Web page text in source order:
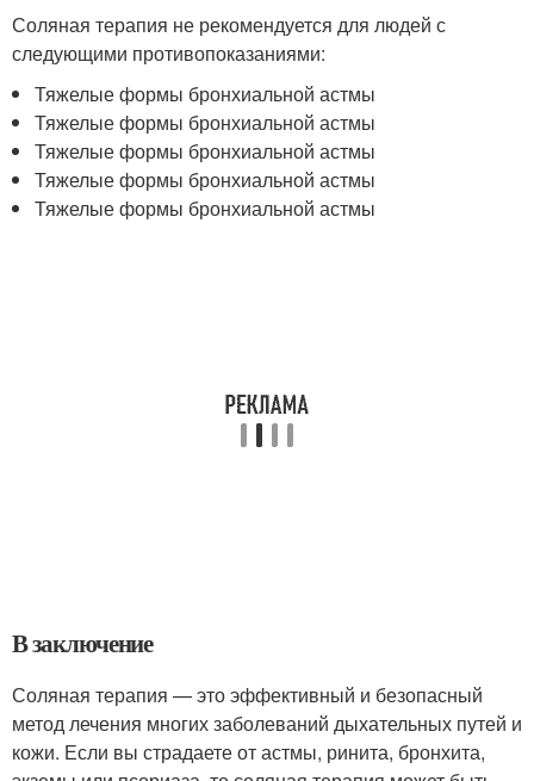
Соляная терапия не рекомендуется для людей с
следующими противопоказаниями:
Тяжелые формы бронхиальной астмы
Тяжелые формы бронхиальной астмы
Тяжелые формы бронхиальной астмы
Тяжелые формы бронхиальной астмы
Тяжелые формы бронхиальной астмы
В заключение
Соляная терапия — это эффективный и безопасный
метод лечения многих заболеваний дыхательных путей и
кожи. Если вы страдаете от астмы, ринита, бронхита,